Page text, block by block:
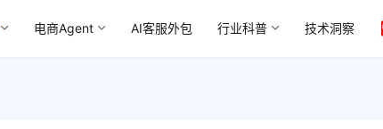
电商Agent AI客服外包 行业科普 技术洞察